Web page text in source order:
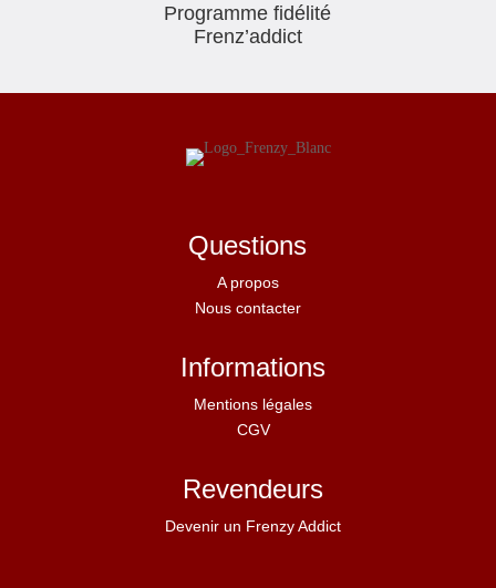
Programme fidélité
Frenz’addict
Questions
A propos
Nous contacter
Informations
Mentions légales
CGV
Revendeurs
Devenir un Frenzy Addict